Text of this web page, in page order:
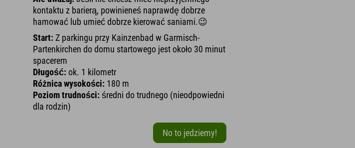
kontaktu z barierą, powinieneś naprawdę dobrze
hamować lub umieć dobrze kierować saniami.😉
Start: Z parkingu przy Kainzenbad w Garmisch-
Partenkirchen do domu startowego jest około 30 minut
spacerem
Długość: ok. 1 kilometr
Różnica wysokości: 180 m
Poziom trudności: średni do trudnego (nieodpowiedni
dla rodzin)
No to jedziemy!